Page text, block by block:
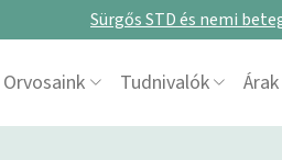
Sürgős STD és nemi
Orvosaink Tudnivalók Árak